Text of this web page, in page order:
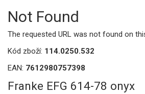
Not Found
The requested URL was not found on
Kód zboží: 114.0250.532
EAN: 7612980757398
Franke EFG 614-78 onyx